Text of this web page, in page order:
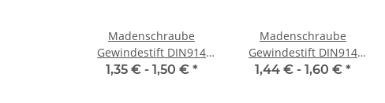
Madenschraube
Gewindestift DIN914
M4x 4 Spitze 10x
1,35 € - 1,50 € *
Madenschraube
Gewindestift DIN914
M4x 8 Spitze 10x
1,44 € - 1,60 € *